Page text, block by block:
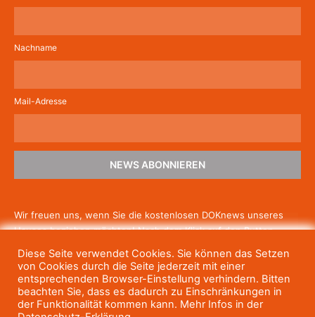
Nachname
Mail-Adresse
NEWS ABONNIEREN
Wir freuen uns, wenn Sie die kostenlosen DOKnews unseres
Hauses beziehen möchten! Nach dem Klick auf den Button
um die Newsletter-Anmeldung abzuschließen. Wenn Sie unsere
Gratis-News irgendwann nicht mehr erhalten wollen, können
Siesich jederzeit einfach wieder abmelden.
Diese Seite verwendet Cookies. Sie können das Setzen
von Cookies durch die Seite jederzeit mit einer
entsprechenden Browser-Einstellung verhindern. Bitten
beachten Sie, dass es dadurch zu Einschränkungen in
der Funktionalität kommen kann. Mehr Infos in der